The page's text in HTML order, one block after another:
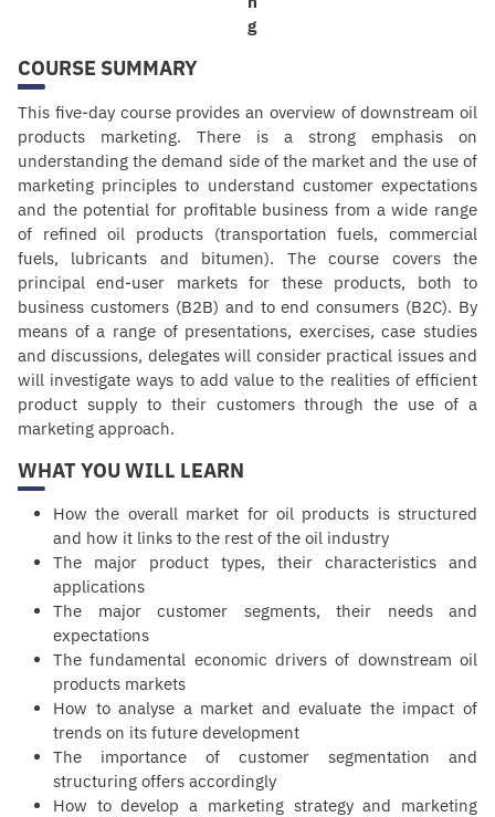
COURSE SUMMARY
This five-day course provides an overview of downstream oil
products marketing. There is a strong emphasis on
understanding the demand side of the market and the use of
marketing principles to understand customer expectations
and the potential for profitable business from a wide range
of refined oil products (transportation fuels, commercial
fuels, lubricants and bitumen). The course covers the
principal end-user markets for these products, both to
business customers (B2B) and to end consumers (B2C). By
means of a range of presentations, exercises, case studies
and discussions, delegates will consider practical issues and
will investigate ways to add value to the realities of efficient
product supply to their customers through the use of a
marketing approach.
WHAT YOU WILL LEARN
How the overall market for oil products is structured
and how it links to the rest of the oil industry
The major product types, their characteristics and
applications
The major customer segments, their needs and
expectations
The fundamental economic drivers of downstream oil
products markets
How to analyse a market and evaluate the impact of
trends on its future development
The importance of customer segmentation and
structuring offers accordingly
How to develop a marketing strategy and marketing